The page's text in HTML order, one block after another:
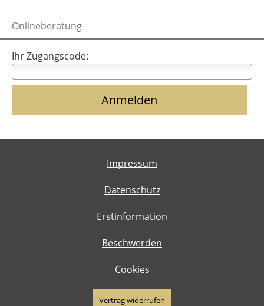
Onlineberatung
Ihr Zugangscode:
Impressum
Datenschutz
Erstinformation
Beschwerden
Cookies
Vertrag widerrufen